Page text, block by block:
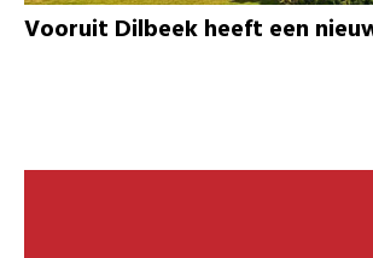
Vooruit Dilbeek heeft een